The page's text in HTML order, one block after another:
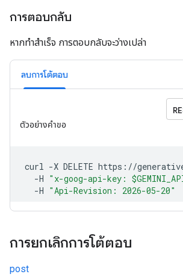
การตอบกลับ
หากทำสำเร็จ การตอบกลับจะว่างเปล่า
ลบการโต้ตอบ
การยกเลิกการโต้ตอบ
post